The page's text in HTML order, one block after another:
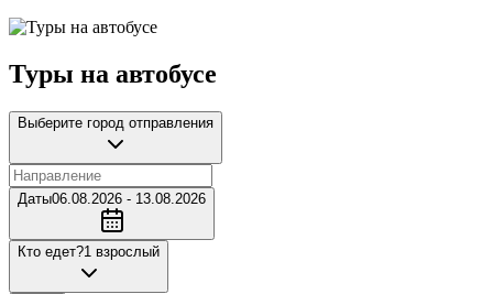
Туры на автобусе
Выберите город отправления
Даты06.08.2026 - 13.08.2026
Кто едет?1 взрослый